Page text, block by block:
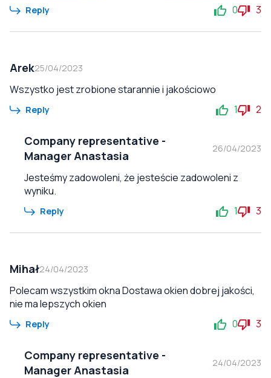
Reply 0 3
Arek25/04/2023
Wszystko jest zrobione starannie i jakościowo
Reply 1 2
Company representative -
Manager Anastasia
26/04/2023
Jesteśmy zadowoleni, że jesteście zadowoleni z
wyniku.
Reply 1 3
Mihał24/04/2023
Polecam wszystkim okna Dostawa okien dobrej jakości,
nie ma lepszych okien
Reply 0 3
Company representative -
Manager Anastasia
24/04/2023